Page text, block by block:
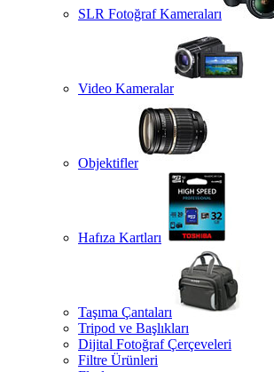
SLR Fotoğraf Kameraları
Video Kameralar
Objektifler
Hafıza Kartları
Taşıma Çantaları
Tripod ve Başlıkları
Dijital Fotoğraf Çerçeveleri
Filtre Ürünleri